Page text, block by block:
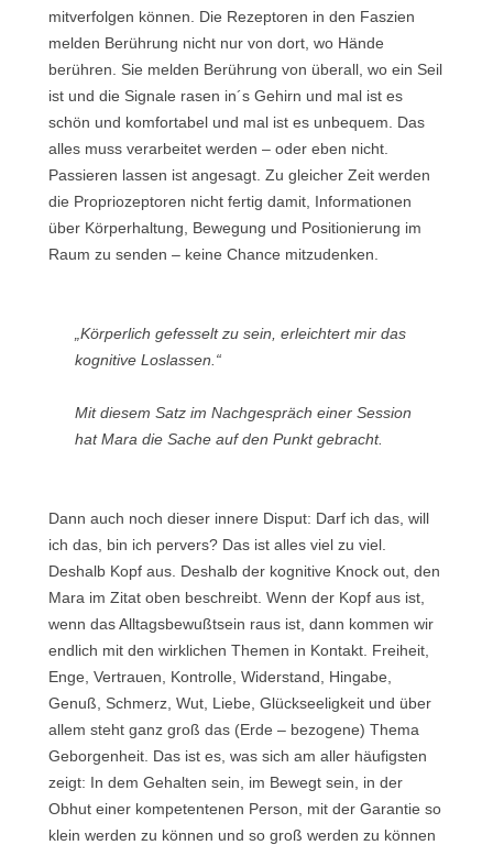
mitverfolgen können. Die Rezeptoren in den Faszien
melden Berührung nicht nur von dort, wo Hände
berühren. Sie melden Berührung von überall, wo ein Seil
ist und die Signale rasen in´s Gehirn und mal ist es
schön und komfortabel und mal ist es unbequem. Das
alles muss verarbeitet werden – oder eben nicht.
Passieren lassen ist angesagt. Zu gleicher Zeit werden
die Propriozeptoren nicht fertig damit, Informationen
über Körperhaltung, Bewegung und Positionierung im
Raum zu senden – keine Chance mitzudenken.
„Körperlich gefesselt zu sein, erleichtert mir das
kognitive Loslassen.“
Mit diesem Satz im Nachgespräch einer Session
hat Mara die Sache auf den Punkt gebracht.
Dann auch noch dieser innere Disput: Darf ich das, will
ich das, bin ich pervers? Das ist alles viel zu viel.
Deshalb Kopf aus. Deshalb der kognitive Knock out, den
Mara im Zitat oben beschreibt. Wenn der Kopf aus ist,
wenn das Alltagsbewußtsein raus ist, dann kommen wir
endlich mit den wirklichen Themen in Kontakt. Freiheit,
Enge, Vertrauen, Kontrolle, Widerstand, Hingabe,
Genuß, Schmerz, Wut, Liebe, Glückseeligkeit und über
allem steht ganz groß das (Erde – bezogene) Thema
Geborgenheit. Das ist es, was sich am aller häufigsten
zeigt: In dem Gehalten sein, im Bewegt sein, in der
Obhut einer kompetentenen Person, mit der Garantie so
klein werden zu können und so groß werden zu können